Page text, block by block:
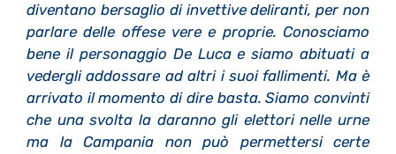
diventano bersaglio di invettive deliranti, per non
parlare delle offese vere e proprie. Conosciamo
bene il personaggio De Luca e siamo abituati a
vedergli addossare ad altri i suoi fallimenti. Ma è
arrivato il momento di dire basta. Siamo convinti
che una svolta la daranno gli elettori nelle urne
ma la Campania non può permettersi certe